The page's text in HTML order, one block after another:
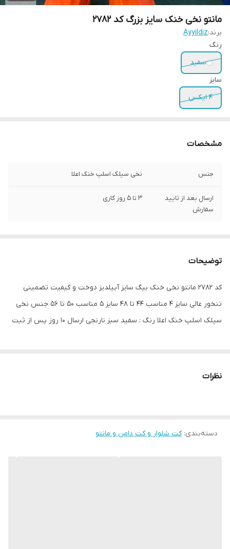
مانتو نخی خنک سایز بزرگ کد 2782
برند:Ayyildiz
رنگ
سفید
سایز
4 ایکس
مشخصات
جنس نخی سیلک اسلپ خنک اعلا
ارسال بعد از تایید
سفارش
3 تا 5 روز کاری
توضیحات
کد 2782 مانتو نخی خنک بیگ سایز آییلدیز دوخت و کیفیت تضمینی
تنخور عالی سایز 4 مناسب 44 تا 48 سایز 5 مناسب 50 تا 56 جنس نخی
سیلک اسلپ خنک اعلا رنگ : سفید سبز نارنجی ارسال ۱۰ روز پس از ثبت
نظرات
دسته‌بندی:کت شلوار و کت دامن و مانتو